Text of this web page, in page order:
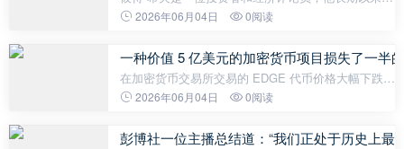
直批评比特币。近日，他对加密货币市场做出了一个
（USDT）的市值在不久的将来可能会
2026年06月04日 0阅读
一种价值 5 亿美元的加密货币项目损失了一半
在加密货币交易所交易的 EDGE 代币价格大幅下跌
后，EdgeX 团队发布了一份关于此事件的综合报告。
受影响的用户进行补偿，以示诚意。
2026年06月04日 0阅读
彭博社一位主播总结道：“我们正处于历史上最